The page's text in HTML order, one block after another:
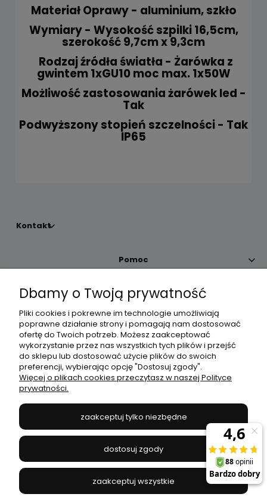
Materiał Oprawy - aluminium, szkło
Wymiary - Wysokość szpilki 16,5cm,
szerokość 9,7cm x 9,3cm
Rodzaj źródła światła - Żarówka z
gwintem 1xGU10 moc max. 1x50W
Możliwość zastosowania żarówek led -
Tak
Podwyższony stopień szczelności - Tak
IP65
Kontakt
Pomoc
Moje konto
Płatności i dostawa
Informacje
JANEX
669-050-03-43
504 545 749//E-mail:sklep@janexmarket.pl
Dbamy o Twoją prywatność
Pliki cookies i pokrewne im technologie umożliwiają
poprawne działanie strony i pomagają nam dostosować
ofertę do Twoich potrzeb. Możesz zaakceptować
wykorzystanie przez nas wszystkich tych plików i przejść
do sklepu lub dostosować użycie plików do swoich
preferencji, wybierając opcję "Dostosuj zgody".
Więcej o plikach cookies przeczytasz w naszej Polityce
prywatności.
zaakceptuj tylko niezbędne
dostosuj zgody
zaakceptuj wszystkie